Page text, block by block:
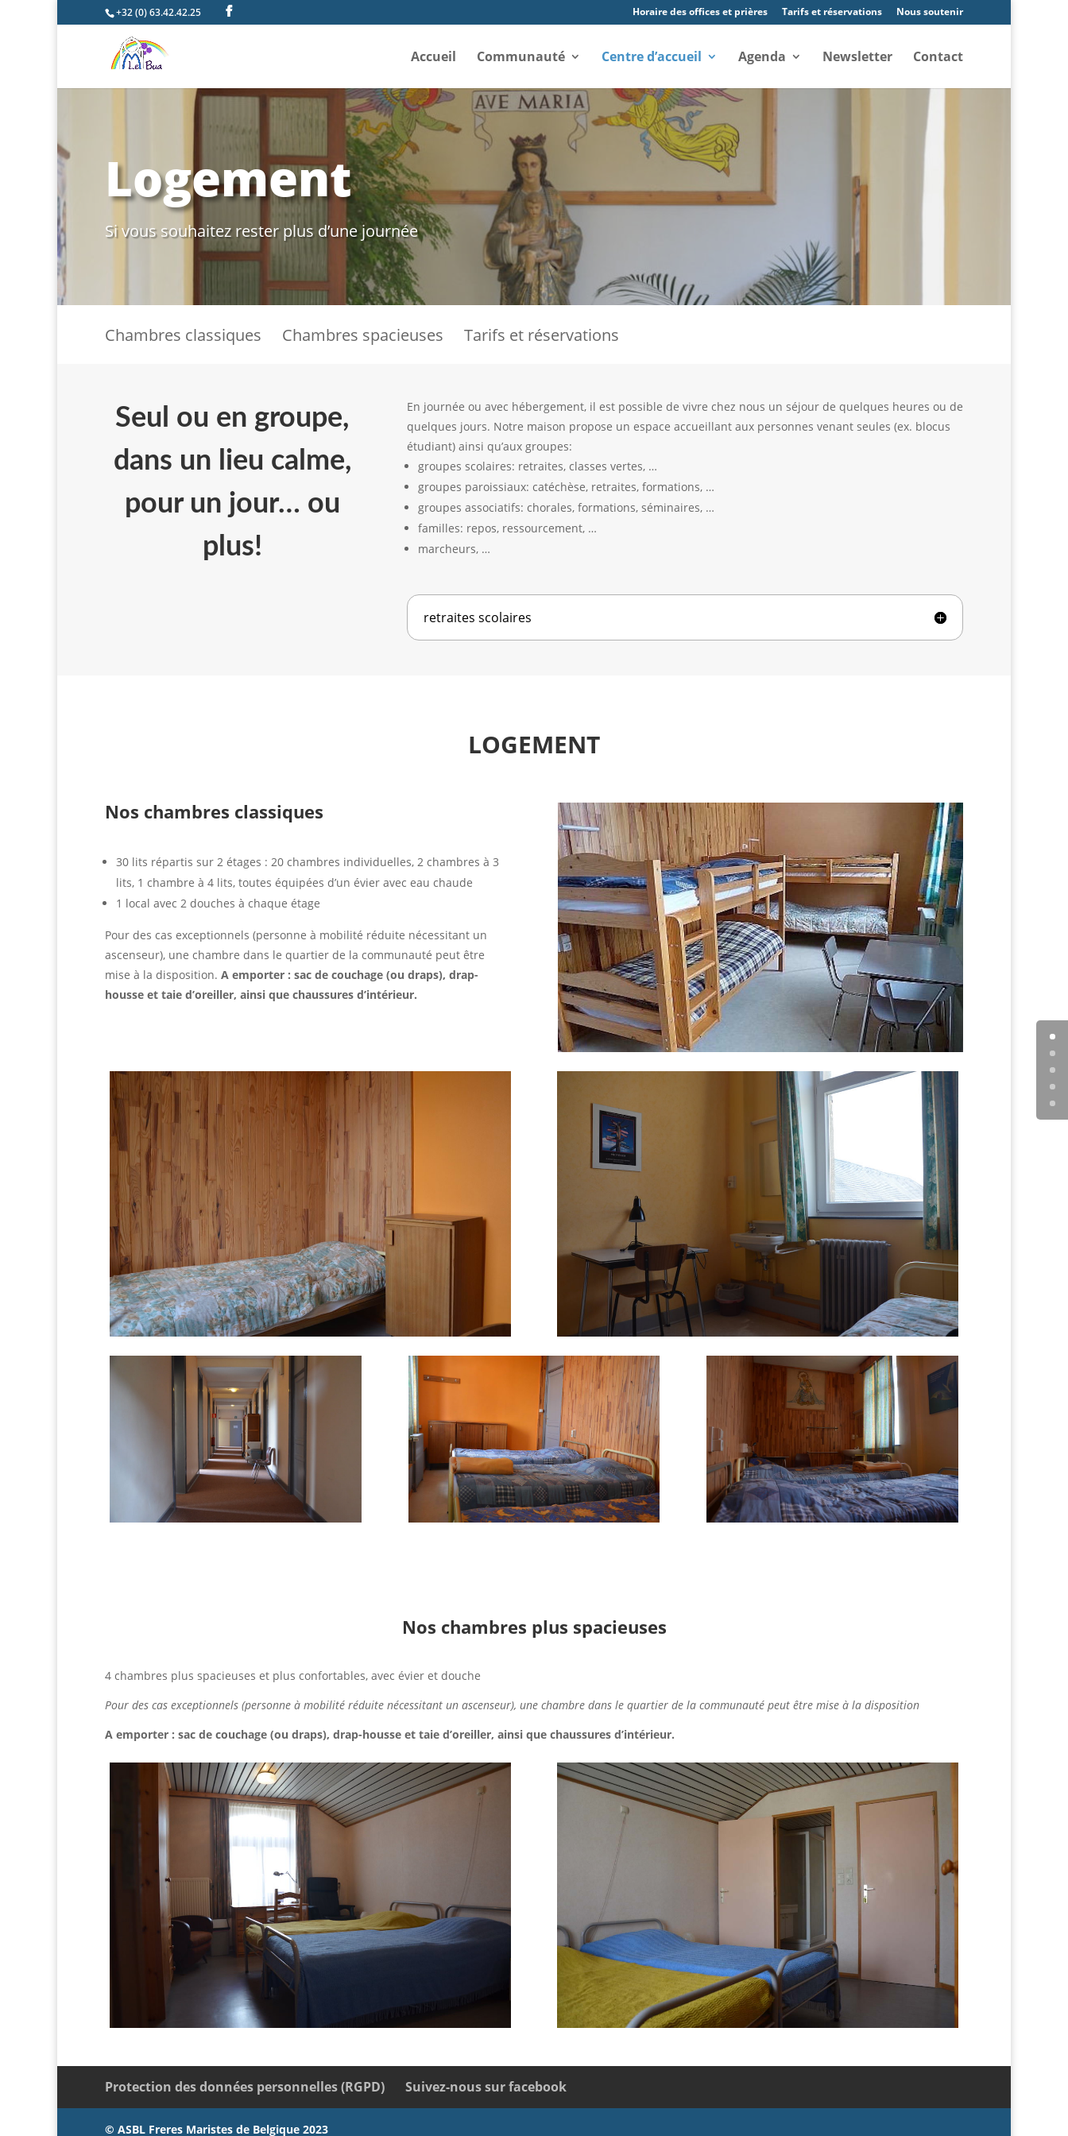
+32 (0) 63.42.42.25 Horaire des offices et prières Tarifs et réservations Nous soutenir
Accueil Communauté Centre d’accueil Agenda Newsletter Contact
Logement
Si vous souhaitez rester plus d’une journée
Chambres classiques Chambres spacieuses Tarifs et réservations
Seul ou en groupe,
dans un lieu calme,
pour un jour… ou
plus!
En journée ou avec hébergement, il est possible de vivre chez nous un séjour de quelques heures ou de
quelques jours. Notre maison propose un espace accueillant aux personnes venant seules (ex. blocus
étudiant) ainsi qu’aux groupes:
groupes scolaires: retraites, classes vertes, …
groupes paroissiaux: catéchèse, retraites, formations, …
groupes associatifs: chorales, formations, séminaires, …
familles: repos, ressourcement, …
marcheurs, …
retraites scolaires
LOGEMENT
Nos chambres classiques
30 lits répartis sur 2 étages : 20 chambres individuelles, 2 chambres à 3
lits, 1 chambre à 4 lits, toutes équipées d’un évier avec eau chaude
1 local avec 2 douches à chaque étage
Pour des cas exceptionnels (personne à mobilité réduite nécessitant un
ascenseur), une chambre dans le quartier de la communauté peut être
mise à la disposition. A emporter : sac de couchage (ou draps), drap-
housse et taie d’oreiller, ainsi que chaussures d’intérieur.
Nos chambres plus spacieuses
4 chambres plus spacieuses et plus confortables, avec évier et douche
Pour des cas exceptionnels (personne à mobilité réduite nécessitant un ascenseur), une chambre dans le quartier de la communauté peut être mise à la disposition
A emporter : sac de couchage (ou draps), drap-housse et taie d’oreiller, ainsi que chaussures d’intérieur.
Protection des données personnelles (RGPD) Suivez-nous sur facebook
© ASBL Freres Maristes de Belgique 2023